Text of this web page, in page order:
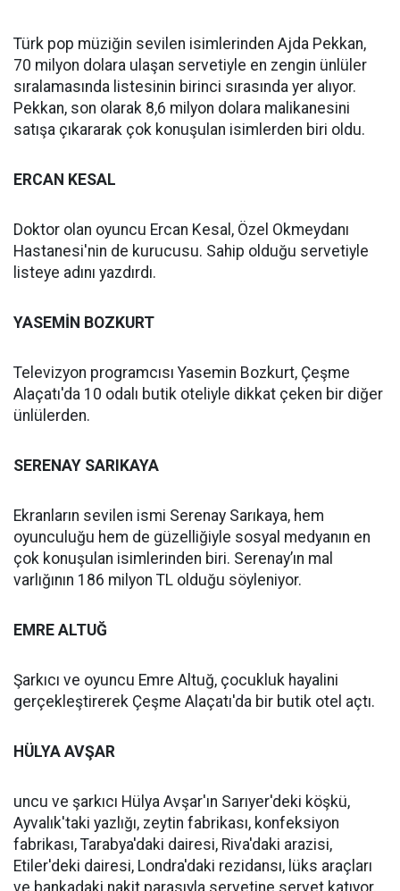
Türk pop müziğin sevilen isimlerinden Ajda Pekkan,
70 milyon dolara ulaşan servetiyle en zengin ünlüler
sıralamasında listesinin birinci sırasında yer alıyor.
Pekkan, son olarak 8,6 milyon dolara malikanesini
satışa çıkararak çok konuşulan isimlerden biri oldu.
ERCAN KESAL
Doktor olan oyuncu Ercan Kesal, Özel Okmeydanı
Hastanesi'nin de kurucusu. Sahip olduğu servetiyle
listeye adını yazdırdı.
YASEMİN BOZKURT
Televizyon programcısı Yasemin Bozkurt, Çeşme
Alaçatı'da 10 odalı butik oteliyle dikkat çeken bir diğer
ünlülerden.
SERENAY SARIKAYA
Ekranların sevilen ismi Serenay Sarıkaya, hem
oyunculuğu hem de güzelliğiyle sosyal medyanın en
çok konuşulan isimlerinden biri. Serenay’ın mal
varlığının 186 milyon TL olduğu söyleniyor.
EMRE ALTUĞ
Şarkıcı ve oyuncu Emre Altuğ, çocukluk hayalini
gerçekleştirerek Çeşme Alaçatı'da bir butik otel açtı.
HÜLYA AVŞAR
uncu ve şarkıcı Hülya Avşar'ın Sarıyer'deki köşkü,
Ayvalık'taki yazlığı, zeytin fabrikası, konfeksiyon
fabrikası, Tarabya'daki dairesi, Riva'daki arazisi,
Etiler'deki dairesi, Londra'daki rezidansı, lüks araçları
ve bankadaki nakit parasıyla servetine servet katıyor.